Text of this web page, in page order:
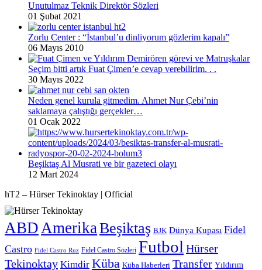
Unutulmaz Teknik Direktör Sözleri
01 Şubat 2021
Zorlu Center : “İstanbul’u dinliyorum gözlerim kapalı”
06 Mayıs 2010
Seçim bitti artık Fuat Çimen’e cevap verebilirim. . .
30 Mayıs 2022
Neden genel kurula gitmedim. Ahmet Nur Çebi’nin
saklamaya çalıştığı gerçekler…
01 Ocak 2022
Beşiktaş Al Musrati ve bir gazeteci olayı
12 Mart 2024
hT2 – Hürser Tekinoktay | Official
ABD Amerika Beşiktaş BJK Dünya Kupası Fidel
Castro Fidel Castro Ruz Fidel Castro Sözleri Futbol Hürser
Tekinoktay Kimdir Küba Küba Haberleri Transfer Yıldırım